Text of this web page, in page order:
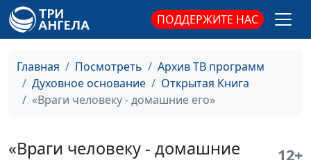
ПОДДЕРЖИТЕ НАС
Главная Посмотреть
Архив ТВ программ
Духовное основание
Открытая Книга
«Враги человеку - домашние его»
«Враги человеку - домашние
12+
теологии
Дмитрий Булатов,
доктор
практической
Оправдание: делами или
Юлия Синицына,